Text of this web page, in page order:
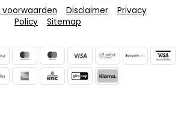
voorwaarden Disclaimer
Privacy
Policy
Sitemap